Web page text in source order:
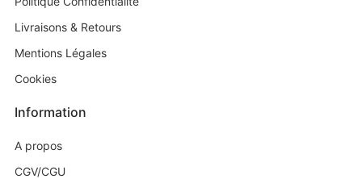
Livraisons & Retours
Mentions Légales
Cookies
Information
A propos
CGV/CGU